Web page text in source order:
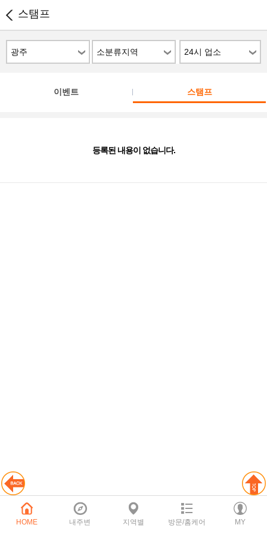
스탬프
광주 소분류지역 24시 업소
이벤트 스탬프
등록된 내용이 없습니다.
HOME 내주변 지역별 방문/홈케어 MY